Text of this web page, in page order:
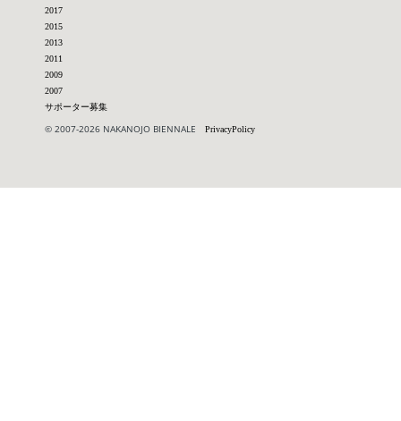
2017
2015
2013
2011
2009
2007
サポーター募集
© 2007-2026 NAKANOJO BIENNALE PrivacyPolicy